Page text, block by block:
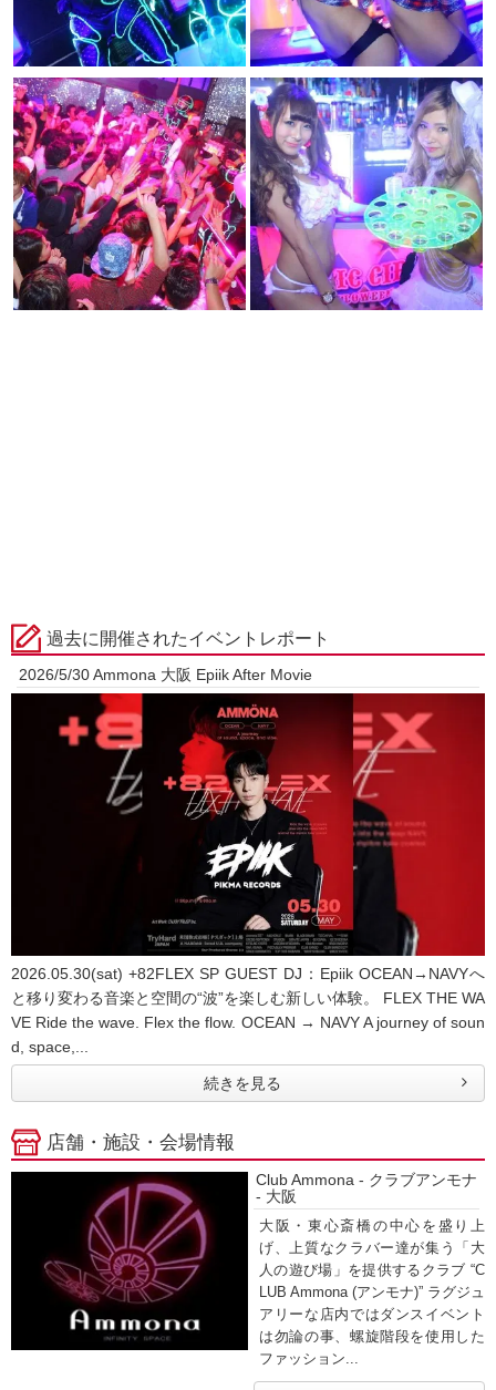
過去に開催されたイベントレポート
2026/5/30 Ammona 大阪 Epiik After Movie
2026.05.30(sat) +82FLEX SP GUEST DJ：Epiik OCEAN→NAVYへ
と移り変わる音楽と空間の“波”を楽しむ新しい体験。 FLEX THE WA
VE Ride the wave. Flex the flow. OCEAN → NAVY A journey of soun
d, space,...
続きを見る
店舗・施設・会場情報
Club Ammona - クラブアンモナ
- 大阪
大阪・東心斎橋の中心を盛り上
げ、上質なクラバー達が集う「大
人の遊び場」を提供するクラブ “C
LUB Ammona (アンモナ)” ラグジュ
アリーな店内ではダンスイベント
は勿論の事、螺旋階段を使用した
ファッション...